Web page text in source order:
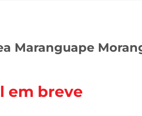
Maranguape
em breve